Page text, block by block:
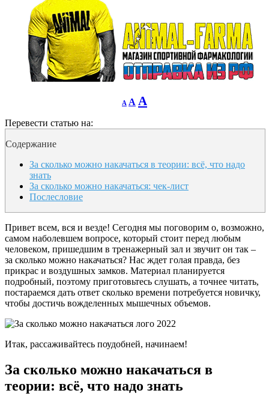
A
Decrease
font
A Reset
font
A
size.
Перевести статью на:
Содержание
За сколько можно накачаться в теории: всё, что надо
знать
За сколько можно накачаться: чек-лист
Послесловие
Привет всем, вся и везде! Сегодня мы поговорим о, возможно,
самом наболевшем вопросе, который стоит перед любым
человеком, пришедшим в тренажерный зал и звучит он так –
за сколько можно накачаться? Нас ждет голая правда, без
прикрас и воздушных замков. Материал планируется
подробный, поэтому приготовьтесь слушать, а точнее читать,
постараемся дать ответ сколько времени потребуется новичку,
чтобы достичь вожделенных мышечных объемов.
Итак, рассаживайтесь поудобней, начинаем!
За сколько можно накачаться в
теории: всё, что надо знать